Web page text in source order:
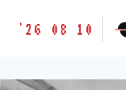
胶
味
'26 08 10